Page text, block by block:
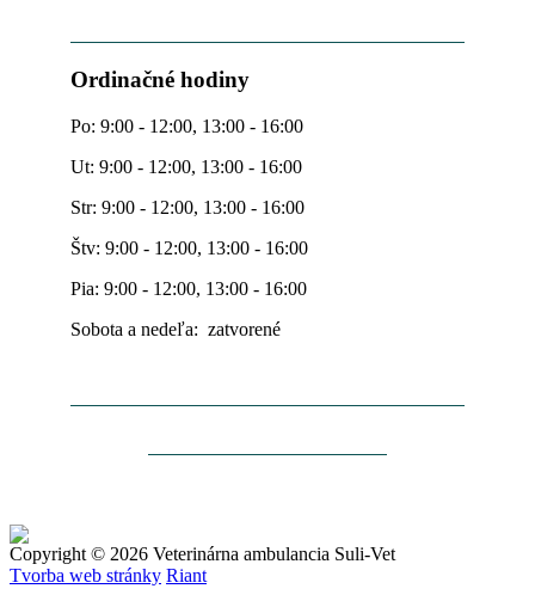
Ordinačné hodiny
Po: 9:00 - 12:00, 13:00 - 16:00
Ut: 9:00 - 12:00, 13:00 - 16:00
Str: 9:00 - 12:00, 13:00 - 16:00
Štv: 9:00 - 12:00, 13:00 - 16:00
Pia: 9:00 - 12:00, 13:00 - 16:00
Sobota a nedeľa: zatvorené
Copyright © 2026 Veterinárna ambulancia Suli-Vet
Tvorba web stránky Riant